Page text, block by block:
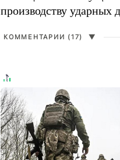
производству ударных
КОММЕНТАРИИ (17) ▼